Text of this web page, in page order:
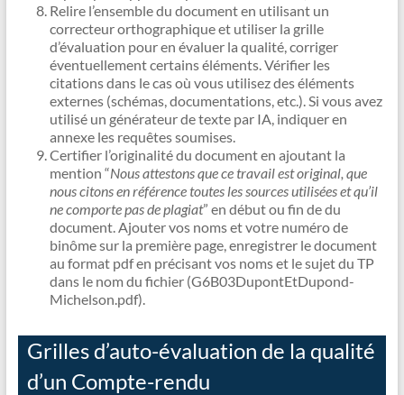
Relire l’ensemble du document en utilisant un
correcteur orthographique et utiliser la grille
d’évaluation pour en évaluer la qualité, corriger
éventuellement certains éléments. Vérifier les
citations dans le cas où vous utilisez des éléments
externes (schémas, documentations, etc.). Si vous avez
utilisé un générateur de texte par IA, indiquer en
annexe les requêtes soumises.
Certifier l’originalité du document en ajoutant la
mention “Nous attestons que ce travail est original, que
nous citons en référence toutes les sources utilisées et qu’il
ne comporte pas de plagiat” en début ou fin de du
document. Ajouter vos noms et votre numéro de
binôme sur la première page, enregistrer le document
au format pdf en précisant vos noms et le sujet du TP
dans le nom du fichier (G6B03DupontEtDupond-
Michelson.pdf).
Grilles d’auto-évaluation de la qualité
d’un Compte-rendu